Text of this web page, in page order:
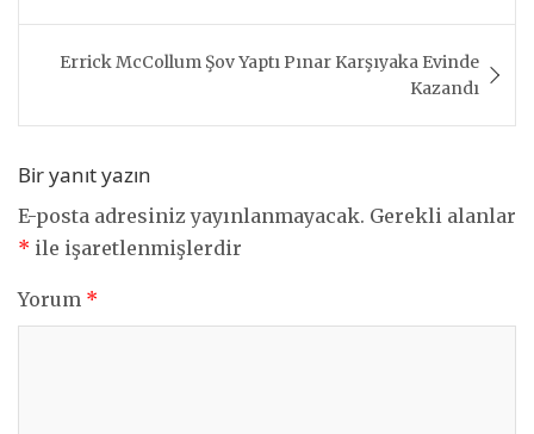
Errick McCollum Şov Yaptı Pınar Karşıyaka Evinde
Kazandı
Bir yanıt yazın
E-posta adresiniz yayınlanmayacak. Gerekli alanlar
* ile işaretlenmişlerdir
Yorum *